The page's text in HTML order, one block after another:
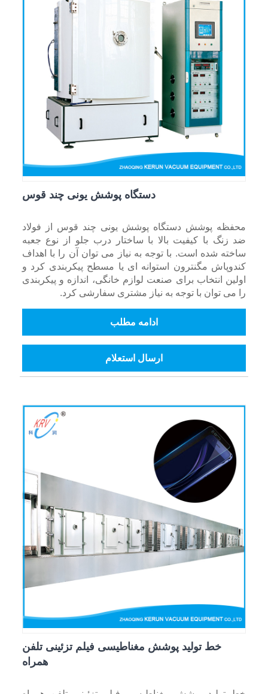
دستگاه پوشش یونی چند قوس
محفظه پوشش دستگاه پوشش یونی چند قوس از فولاد
ضد زنگ با کیفیت بالا با ساختار درب جلو از نوع جعبه
ساخته شده است. با توجه به نیاز می توان آن را با اهداف
کندوپاش مگنترون استوانه ای یا مسطح پیکربندی کرد و
اولین انتخاب برای صنعت لوازم خانگی، اندازه و پیکربندی
را می توان با توجه به نیاز مشتری سفارشی کرد.
ادامه مطلب
ارسال استعلام
خط تولید پوشش مغناطیسی فیلم تزئینی تلفن
همراه